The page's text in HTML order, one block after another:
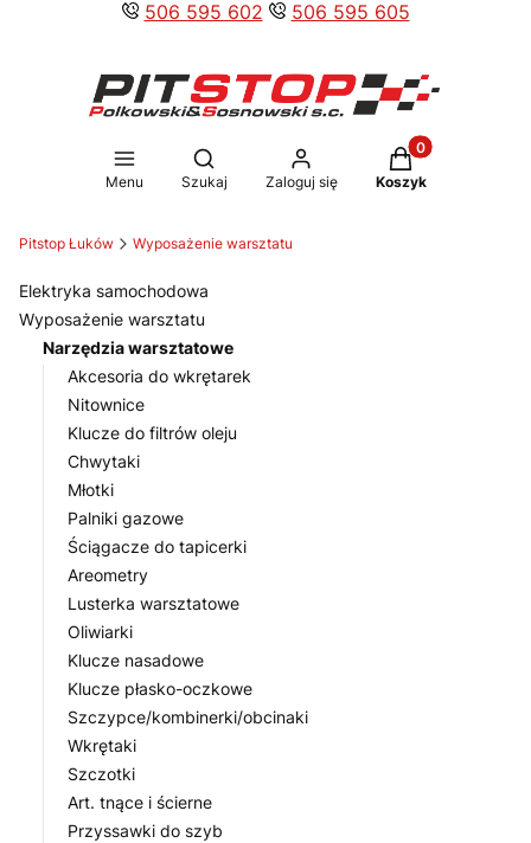
506 595 602 506 595 605
Menu
Otwórz wyszukiwarkę
Szukaj Zaloguj się
Produkty w
Koszyk
Pitstop Łuków Wyposażenie warsztatu
Elektryka samochodowa
Wyposażenie warsztatu
Narzędzia warsztatowe
Akcesoria do wkrętarek
Nitownice
Klucze do filtrów oleju
Chwytaki
Młotki
Palniki gazowe
Ściągacze do tapicerki
Areometry
Lusterka warsztatowe
Oliwiarki
Klucze nasadowe
Klucze płasko-oczkowe
Szczypce/kombinerki/obcinaki
Wkrętaki
Szczotki
Art. tnące i ścierne
Przyssawki do szyb